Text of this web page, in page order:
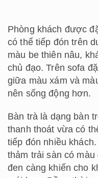
Phòng khách được
có thể tiếp đón trên
màu be thiên nâu,
chủ đạo. Trên sofa
giữa màu xám và
nên sống động hơn.
Bàn trà là dạng bàn
thanh thoát vừa có
tiếp đón nhiều
thảm trải sàn có
đen càng khiến cho